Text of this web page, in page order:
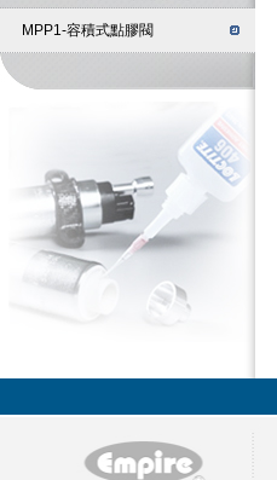
MPP1-容積式點膠閥